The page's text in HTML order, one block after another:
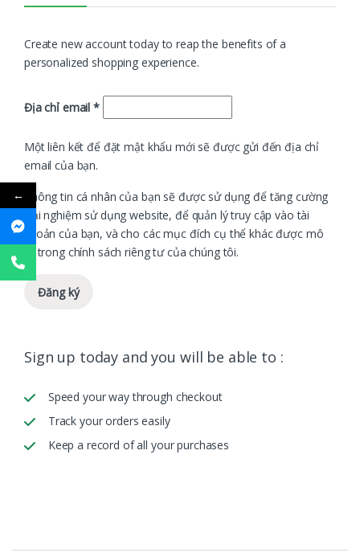
Create new account today to reap the benefits of a
personalized shopping experience.
Địa chỉ email*Bắt buộc
Một liên kết để đặt mật khẩu mới sẽ được gửi đến địa chỉ
email của bạn.
Thông tin cá nhân của bạn sẽ được sử dụng để tăng cường
trải nghiệm sử dụng website, để quản lý truy cập vào tài
khoản của bạn, và cho các mục đích cụ thể khác được mô
tả trong chính sách riêng tưcủa chúng tôi.
Đăng ký
Sign up today and you will be able to :
Speed your way through checkout
Track your orders easily
Keep a record of all your purchases
←